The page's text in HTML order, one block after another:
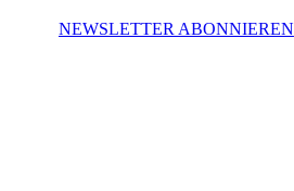
NEWSLETTER ABONNIEREN